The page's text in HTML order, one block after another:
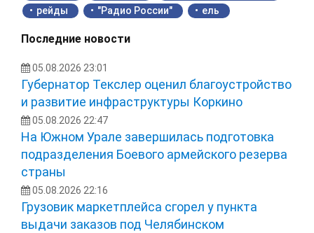
рейды
"Радио России" ель
Последние новости
05.08.2026 23:01
Губернатор Текслер оценил благоустройство
и развитие инфраструктуры Коркино
05.08.2026 22:47
На Южном Урале завершилась подготовка
подразделения Боевого армейского резерва
страны
05.08.2026 22:16
Грузовик маркетплейса сгорел у пункта
выдачи заказов под Челябинском